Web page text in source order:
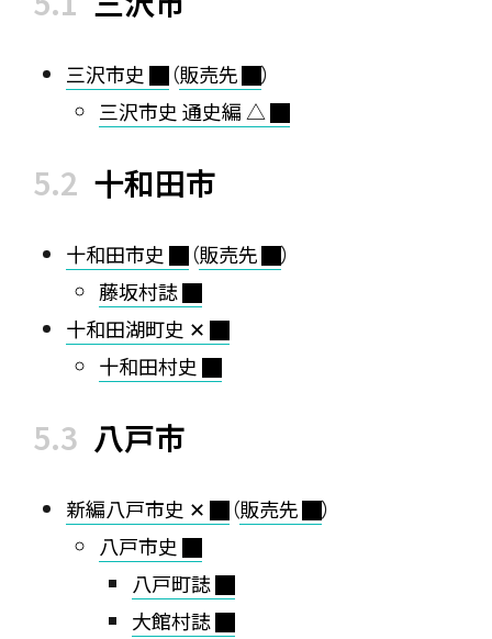
三沢市史 （販売先
）
三沢市史 通史編 △
十和田市
十和田市史 （販売先
）
藤坂村誌
十和田湖町史 ✕
十和田村史
八戸市
新編八戸市史 ✕ （販売先
）
八戸市史
八戸町誌
大館村誌